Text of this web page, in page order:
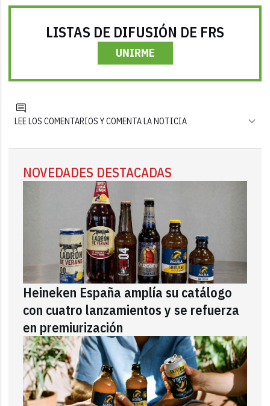
LISTAS DE DIFUSIÓN DE FRS
UNIRME
LEE LOS COMENTARIOS Y COMENTA LA NOTICIA
NOVEDADES DESTACADAS
Heineken España amplía su catálogo
con cuatro lanzamientos y se refuerza
en premiurización